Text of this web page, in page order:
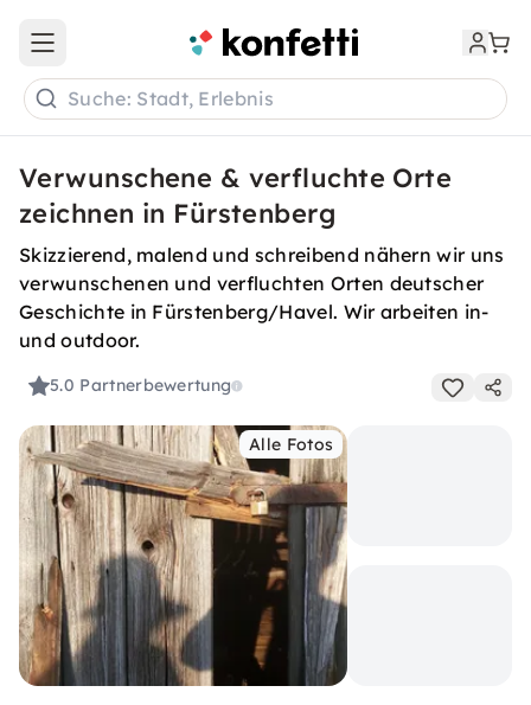
Open main menu
Suche: Stadt, Erlebnis
Verwunschene & verfluchte Orte
zeichnen in Fürstenberg
Skizzierend, malend und schreibend nähern wir uns
verwunschenen und verfluchten Orten deutscher
Geschichte in Fürstenberg/Havel. Wir arbeiten in-
und outdoor.
5.0 Partnerbewertung
Alle Fotos